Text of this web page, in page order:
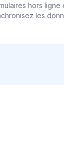
hors ligne
les